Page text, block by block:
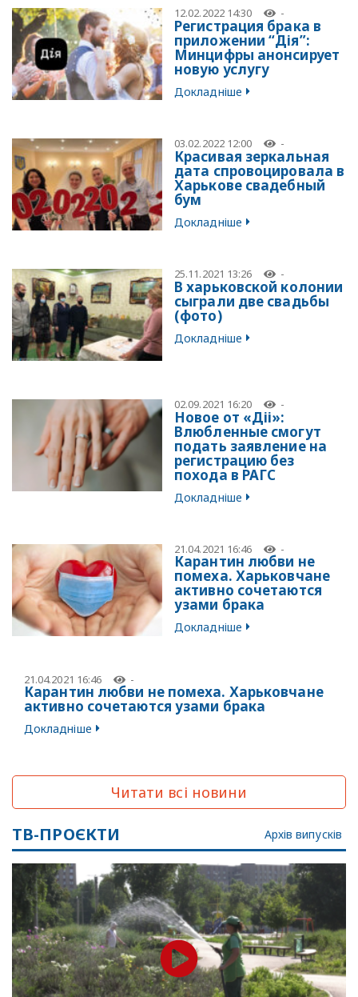
12.02.2022 14:30 -
Регистрация брака в
приложении “Дія”:
Минцифры анонсирует
новую услугу
Докладніше
03.02.2022 12:00 -
Красивая зеркальная
дата спровоцировала в
Харькове свадебный
бум
Докладніше
25.11.2021 13:26 -
В харьковской колонии
сыграли две свадьбы
(фото)
Докладніше
02.09.2021 16:20 -
Новое от «Діі»:
Влюбленные смогут
подать заявление на
регистрацию без
похода в РАГС
Докладніше
21.04.2021 16:46 -
Карантин любви не
помеха. Харьковчане
активно сочетаются
узами брака
Докладніше
21.04.2021 16:46 -
Карантин любви не помеха. Харьковчане
активно сочетаются узами брака
Докладніше
Читати всі новини
ТВ-ПРОЄКТИ Архів випусків